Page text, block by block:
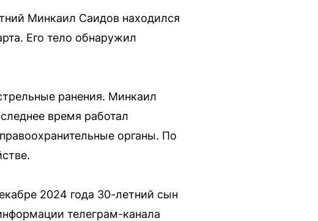
Минкаил Саидов находился
Его тело обнаружил
ранения. Минкаил
время работал
органы. По
2024 года 30-летний сын
телеграм-канала